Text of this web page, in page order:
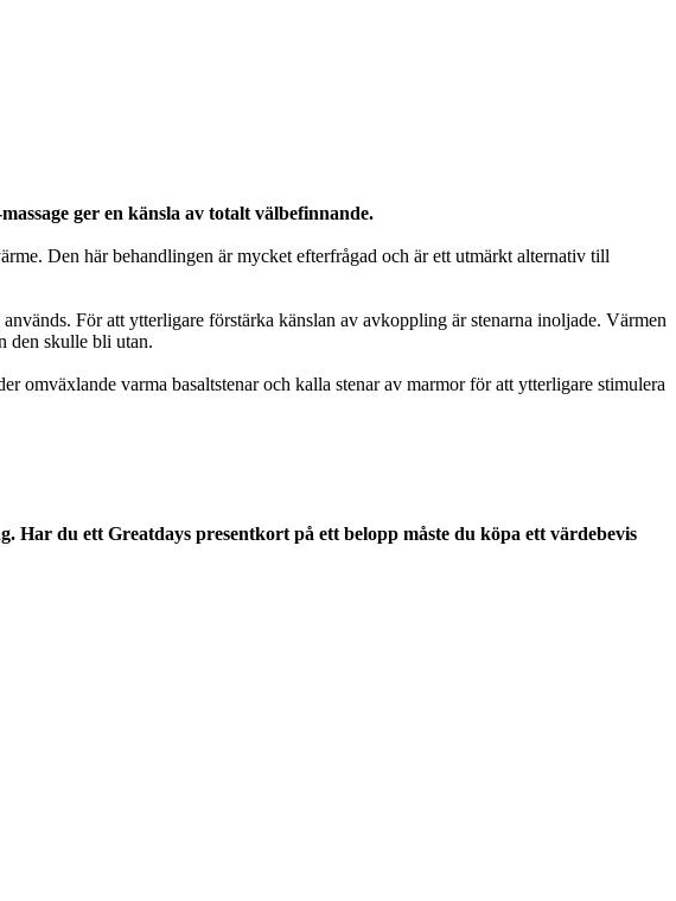
ger en känsla av totalt välbefinnande.
Den här behandlingen är mycket efterfrågad och är ett utmärkt alternativ till
För att ytterligare förstärka känslan av avkoppling är stenarna inoljade. Värmen
den skulle bli utan.
omväxlande varma basaltstenar och kalla stenar av marmor för att ytterligare stimulera
du ett Greatdays presentkort på ett belopp måste du köpa ett värdebevis